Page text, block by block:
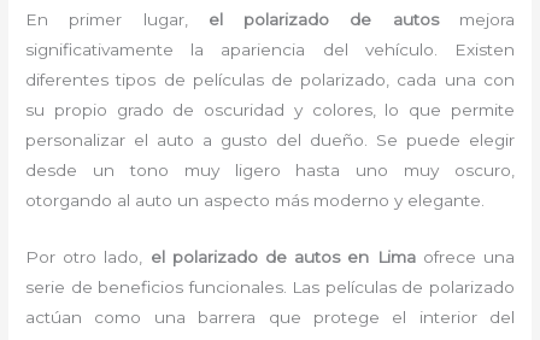
En primer lugar, el polarizado de autosmejora
significativamente la apariencia del vehículo. Existen
diferentes tipos de películas de polarizado, cada una con
su propio grado de oscuridad y colores, lo que permite
personalizar el auto a gusto del dueño. Se puede elegir
desde un tono muy ligero hasta uno muy oscuro,
otorgando al auto un aspecto más moderno y elegante.
Por otro lado, el polarizado de autos en Limaofrece una
serie de beneficios funcionales. Las películas de polarizado
actúan como una barrera que protege el interior del